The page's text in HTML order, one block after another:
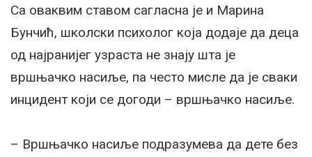
Са оваквим ставом сагласна је и Марина
Бунчић, школски психолог која додаје да деца
од најранијег узраста не знају шта је
вршњачко насиље, па често мисле да је сваки
инцидент који се догоди – вршњачко насиље.
– Вршњачко насиље подразумева да дете без